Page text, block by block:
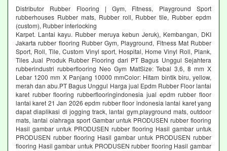
Distributor Rubber Flooring | Gym, Fitness, Playground Sport
rubberhouses Rubber mats, Rubber roll, Rubber tile, Rubber epdm
(custom), Rubber interlocking
Karpet. Lantai kayu. Rubber meruya kebun Jeruk), Kembangan, DKI
Jakarta rubber flooring Rubber Gym, Playground, Fitness Mat Rubber
Sport, Roll, Tile, Custom Vinyl sport, Hospital, Home Vinyl Roll, Plank,
Tiles Jual Produk Rubber Flooring dari PT Bagus Unggul Sejahtera
rubberindustri rubberflooring Neo Gym MatSize: Tebal 3,6, 8 mm X
Lebar 1200 mm X Panjang 10000 mmColor: Hitam bintik biru, yellow,
merah dan abu.PT Bagus Unggul Harga jual Epdm Rubber Floor lantai
karet rubber flooring rubberflooringindonesia jual epdm rubber floor
lantai karet 21 Jan 2026 epdm rubber floor indonesia lantai karet yang
dapat diaplikasi di jogging track, lantai gym,playground mats, outdoor
mats, lantai olahraga sport Gambar untuk PRODUSEN rubber flooring
Hasil gambar untuk PRODUSEN rubber flooring Hasil gambar untuk
PRODUSEN rubber flooring Hasil gambar untuk PRODUSEN rubber
flooring Hasil gambar untuk PRODUSEN rubber flooring Hasil gambar